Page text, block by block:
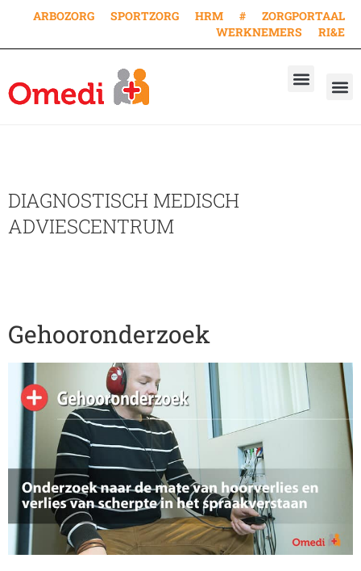
ARBOZORG SPORTZORG HRM #
ZORGPORTAAL
WERKNEMERS
RI&E
DIAGNOSTISCH MEDISCH
ADVIESCENTRUM
Gehooronderzoek